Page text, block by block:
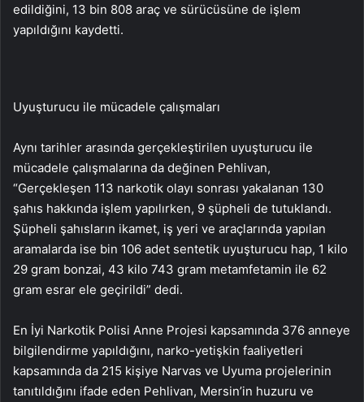
edildiğini, 13 bin 808 araç ve sürücüsüne de işlem
yapıldığını kaydetti.
Uyuşturucu ile mücadele çalışmaları
Aynı tarihler arasında gerçekleştirilen uyuşturucu ile
mücadele çalışmalarına da değinen Pehlivan,
“Gerçekleşen 113 narkotik olayı sonrası yakalanan 130
şahıs hakkında işlem yapılırken, 9 şüpheli de tutuklandı.
Şüpheli şahısların ikamet, iş yeri ve araçlarında yapılan
aramalarda ise bin 106 adet sentetik uyuşturucu hap, 1 kilo
29 gram bonzai, 43 kilo 743 gram metamfetamin ile 62
gram esrar ele geçirildi” dedi.
En İyi Narkotik Polisi Anne Projesi kapsamında 376 anneye
bilgilendirme yapıldığını, narko-yetişkin faaliyetleri
kapsamında da 215 kişiye Narvas ve Uyuma projelerinin
tanıtıldığını ifade eden Pehlivan, Mersin’in huzuru ve